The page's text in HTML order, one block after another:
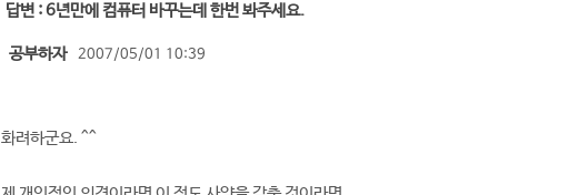
답변 : 6년만에 컴퓨터 바꾸는데 한번 봐주세요.
공부하자 2007/05/01 10:39
화려하군요. ^^